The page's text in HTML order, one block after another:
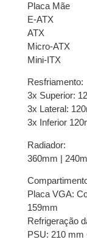
10x deR$
11x de R$
12x deR$
Placa Mãe
E-ATX
ATX
Micro-ATX
Mini-ITX
Resfriamento:
3x Superior:
3x Lateral:
3x Inferior
Radiador:
360mm |
Placa VGA:
159mm
Refrigeração
PSU: 210